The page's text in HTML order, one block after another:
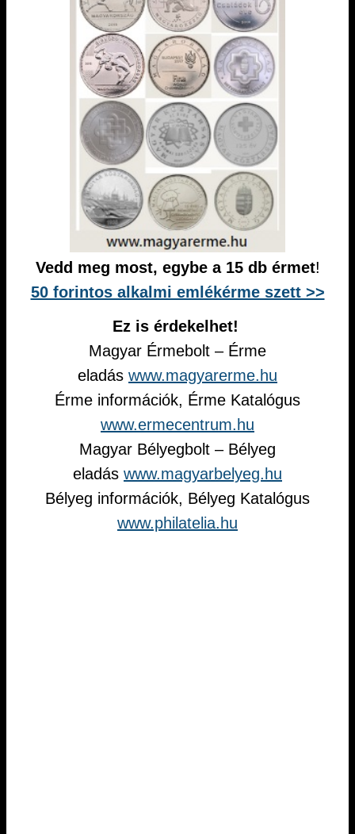
Vedd meg most, egybe a 15 db érmet!
50 forintos alkalmi emlékérme szett >>
Ez is érdekelhet!
Magyar Érmebolt – Érme
eladás www.magyarerme.hu
Érme információk, Érme Katalógus
www.ermecentrum.hu
Magyar Bélyegbolt – Bélyeg
eladás www.magyarbelyeg.hu
Bélyeg információk, Bélyeg Katalógus
www.philatelia.hu